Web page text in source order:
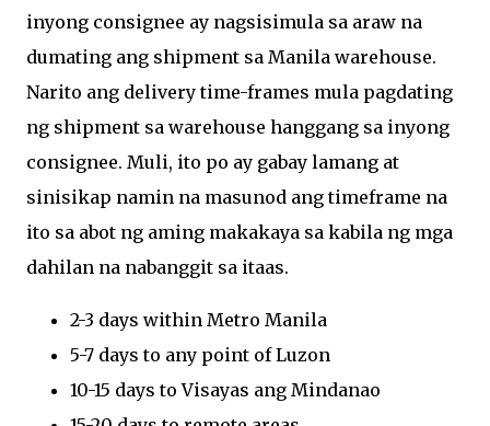
inyong consignee ay nagsisimula sa araw na
dumating ang shipment sa Manila warehouse.
Narito ang delivery time-frames mula pagdating
ng shipment sa warehouse hanggang sa inyong
consignee. Muli, ito po ay gabay lamang at
sinisikap namin na masunod ang timeframe na
ito sa abot ng aming makakaya sa kabila ng mga
dahilan na nabanggit sa itaas.
2-3 days within Metro Manila
5-7 days to any point of Luzon
10-15 days to Visayas ang Mindanao